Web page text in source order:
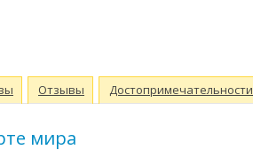
Отзывы Достопримечательности
мира